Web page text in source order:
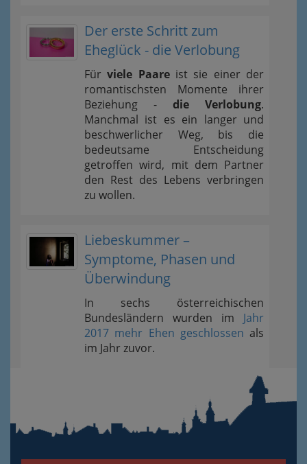
Der erste Schritt zum
Eheglück - die Verlobung
Fürviele Paareist sie einer der
romantischsten Momente ihrer
Beziehung - die Verlobung.
Manchmal ist es ein langer und
beschwerlicher Weg, bis die
bedeutsame Entscheidung
getroffen wird, mit dem Partner
den Rest des Lebens verbringen
zu wollen.
Liebeskummer –
Symptome, Phasen und
Überwindung
In sechs österreichischen
Bundesländern wurden im Jahr
2017 mehr Ehen geschlossen als
im Jahr zuvor.